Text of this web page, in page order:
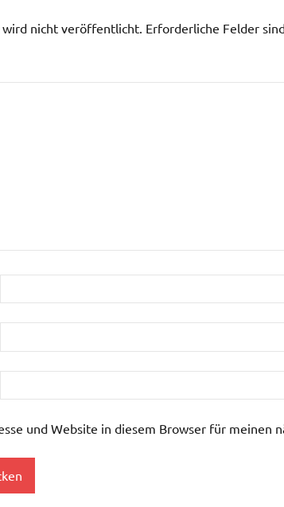
wird nicht veröffentlicht. Erforderliche Felder
und Website in diesem Browser für meinen